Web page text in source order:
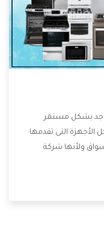
بشكل مستمر
الأجهزة التى تقدمها
ولأنها شركة
تسهل على